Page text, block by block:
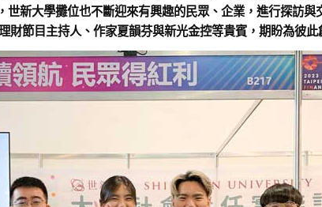
世新大學攤位也不斷迎來有興趣的民眾、企業，進行探訪
財節目主持人、作家夏韻芬與新光金控等貴賓，期盼為彼